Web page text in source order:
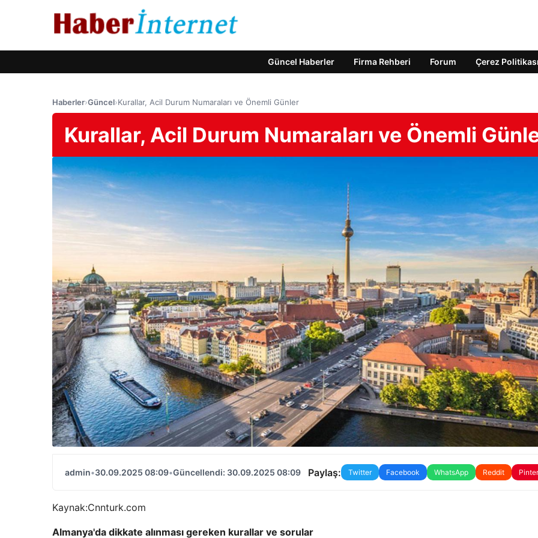
Güncel Haberler Firma Rehberi Forum Çerez Politikası
Haberler›Güncel›Kurallar, Acil Durum Numaraları ve Önemli Günler
Kurallar, Acil Durum Numaraları ve Önemli
admin•30.09.2025 08:09•Güncellendi: 30.09.2025 08:09 Paylaş: Twitter Facebook WhatsApp Reddit
Kaynak:Cnnturk.com
Almanya'da dikkate alınması gereken kurallar ve sorular